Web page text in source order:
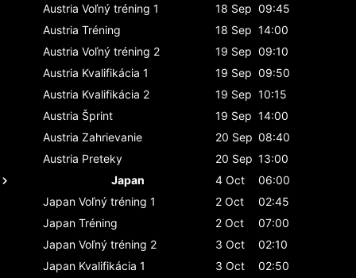
Austria Voľný tréning 1 18 Sep 09:45
Austria Tréning 18 Sep 14:00
Austria Voľný tréning 2 19 Sep 09:10
Austria Kvalifikácia 1 19 Sep 09:50
Austria Kvalifikácia 2 19 Sep 10:15
Austria Šprint 19 Sep 14:00
Austria Zahrievanie 20 Sep 08:40
Austria Preteky 20 Sep 13:00
Japan
4 Oct
06:00
Japan Voľný tréning 1 2 Oct
02:45
Japan Tréning 2 Oct
07:00
Japan Voľný tréning 2 3 Oct
02:10
Japan Kvalifikácia 1 3 Oct
02:50